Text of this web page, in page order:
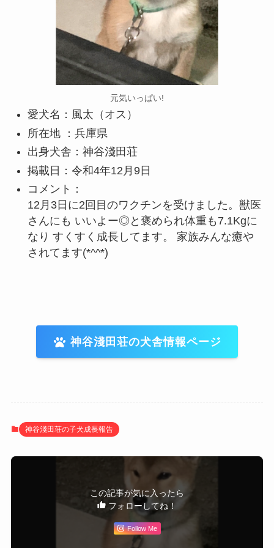
元気いっぱい!
愛犬名：風太（オス）
所在地 ：兵庫県
出身犬舎：神谷淺田荘
掲載日：令和4年12月9日
コメント：
12月3日に2回目のワクチンを受けました。獣医
さんにも いいよー◎と褒められ体重も7.1Kgに
なり すくすく成長してます。 家族みんな癒や
されてます(*^^*)
神谷淺田荘の犬舎情報ページ
神谷淺田荘の子犬成長報告
この記事が気に入ったら
フォローしてね！
Follow Me